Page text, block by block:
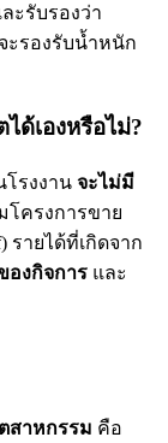
ะรับรองว่า
ะรองรับน้ำหนัก
ด้เองหรือไม่?
โรงงาน จะไม่มี
โครงการขาย
รายได้ที่เกิดจาก
องกิจการ และ
สาหกรรม คือ